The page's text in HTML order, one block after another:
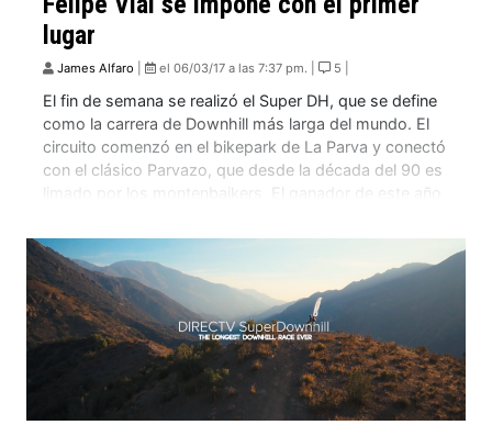
lugar
James Alfaro el 06/03/17 a las 7:37 pm. | 5 |
El fin de semana se realizó el Super DH, que se define
como la carrera de Downhill más larga del mundo. El
circuito comenzó en el bikepark de La Parva y conectó
con el clásico Parvazo, que desde la década del 90 es
limado por los montenbaikers. El ganador de este año